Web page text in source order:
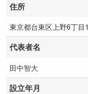
住所
東京都台東区上野6丁目
代表者名
田中智大
設立年月